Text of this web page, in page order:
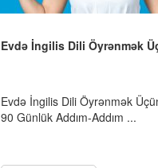
Evdə İngilis Dili Öyrənmək
Evdə İngilis Dili Öyrənmək
90 Günlük Addım-Addım ...